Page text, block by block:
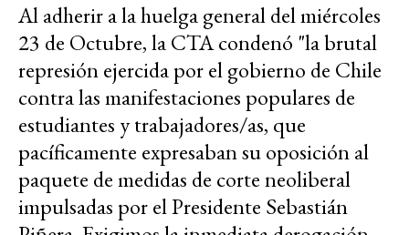
Al adherir a la huelga general del miércoles
23 de Octubre, la CTA condenó "la brutal
represión ejercida por el gobierno de Chile
contra las manifestaciones populares de
estudiantes y trabajadores/as, que
pacíficamente expresaban su oposición al
paquete de medidas de corte neoliberal
impulsadas por el Presidente Sebastián